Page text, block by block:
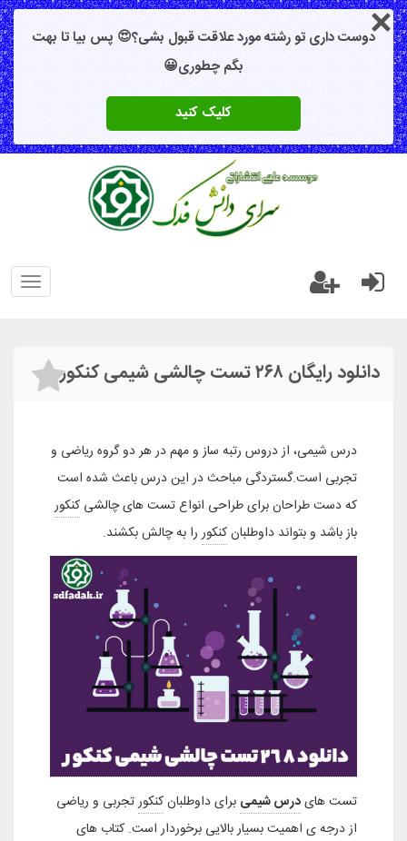
دوست داری تو رشته مورد علاقت قبول بشی؟😍 پس بیا تا بهت
بگم چطوری😀
کلیک کنید
دانلود رایگان ۲۶۸ تست چالشی شیمی کنکور
درس شیمی، از دروس رتبه ساز و مهم در هر دو گروه ریاضی و
تجربی است.گستردگی مباحث در این درس باعث شده است
که دست طراحان برای طراحی انواع تست های چالشی کنکور
باز باشد و بتواند داوطلبانکنکوررا به چالش بکشند.
تست هایدرس شیمی برای داوطلبانکنکورتجربی و ریاضی
از درجه ی اهمیت بسیار بالایی برخوردار است. کتاب های